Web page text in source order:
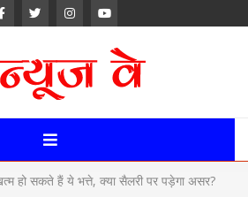
Way:
हो सकते हैं ये भत्ते, क्या सैलरी पर पड़ेगा असर?